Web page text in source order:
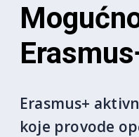
Erasmus+
koje provode